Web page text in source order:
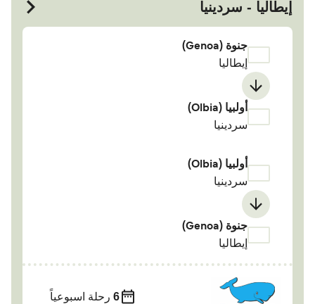
إيطاليا - سردينيا
جنوة (Genoa)
إيطاليا
أولبيا (Olbia)
سردينيا
أولبيا (Olbia)
سردينيا
جنوة (Genoa)
إيطاليا
6رحلة اسبوعياً